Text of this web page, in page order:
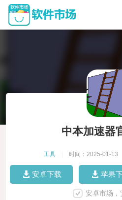
中本加速器
工具 时间：2025-01-13
安卓下载 苹果
安卓市场，